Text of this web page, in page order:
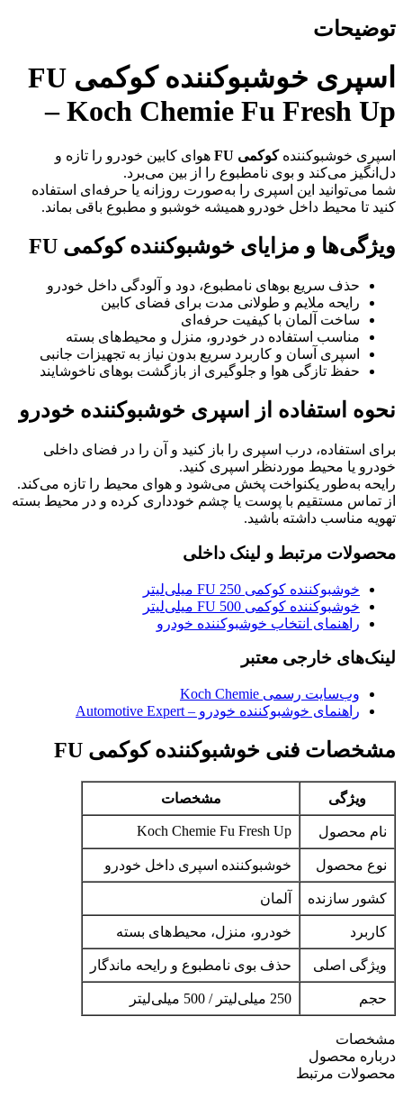
توضیحات
اسپری خوشبوکننده کوکمی FU
– Koch Chemie Fu Fresh Up
اسپری خوشبوکننده کوکمی FU
هوای کابین خودرو را تازه و
دل‌انگیز می‌کند و بوی نامطبوع را از بین می‌برد.
شما می‌توانید این اسپری را به‌صورت روزانه یا حرفه‌ای استفاده
کنید تا محیط داخل خودرو همیشه خوشبو و مطبوع باقی بماند.
ویژگی‌ها و مزایای خوشبوکننده کوکمی FU
حذف سریع بوهای نامطبوع، دود و آلودگی داخل خودرو
رایحه ملایم و طولانی مدت برای فضای کابین
ساخت آلمان با کیفیت حرفه‌ای
مناسب استفاده در خودرو، منزل و محیط‌های بسته
اسپری آسان و کاربرد سریع بدون نیاز به تجهیزات جانبی
حفظ تازگی هوا و جلوگیری از بازگشت بوهای ناخوشایند
نحوه استفاده از اسپری خوشبوکننده خودرو
برای استفاده، درب اسپری را باز کنید و آن را در فضای داخلی
خودرو یا محیط موردنظر اسپری کنید.
رایحه به‌طور یکنواخت پخش می‌شود و هوای محیط را تازه می‌کند.
از تماس مستقیم با پوست یا چشم خودداری کرده و در محیط بسته
تهویه مناسب داشته باشید.
محصولات مرتبط و لینک داخلی
خوشبوکننده کوکمی FU 250 میلی‌لیتر
خوشبوکننده کوکمی FU 500 میلی‌لیتر
راهنمای انتخاب خوشبوکننده خودرو
لینک‌های خارجی معتبر
وب‌سایت رسمی Koch Chemie
راهنمای خوشبوکننده خودرو – Automotive Expert
مشخصات فنی خوشبوکننده کوکمی FU
ویژگی مشخصات
نام محصول Koch Chemie Fu Fresh Up
نوع محصول خوشبوکننده اسپری داخل خودرو
کشور سازنده آلمان
کاربرد خودرو، منزل، محیط‌های بسته
ویژگی اصلی حذف بوی نامطبوع و رایحه ماندگار
حجم 250 میلی‌لیتر / 500 میلی‌لیتر
مشخصات
درباره محصول
محصولات مرتبط